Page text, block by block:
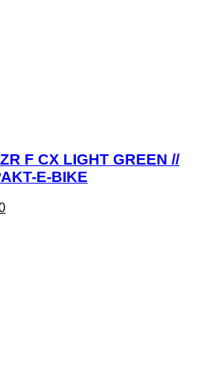
ZR F CX LIGHT GREEN //
E-BIKE
Aktueller